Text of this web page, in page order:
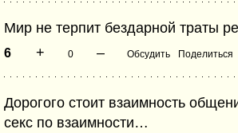
Мир не терпит бездарной траты
6 + 0 – Обсудить Поделиться
Дорогого стоит взаимность
секс по взаимности…